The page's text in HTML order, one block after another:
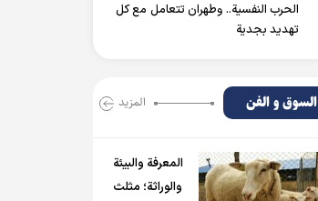
الحرب النفسية.. وطهران تتعامل مع كل
تهديد بجدية
السوق و الفن المزید
المعرفة والبيئة
والوراثة؛ مثلث